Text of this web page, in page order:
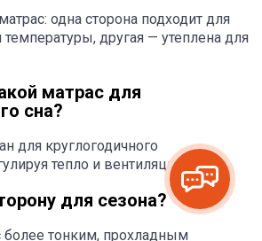
одна сторона подходит для
другая — утеплена для
матрас для
сна?
для круглогодичного
тепло и вентиляцию.
для сезона?
более тонким, прохладным